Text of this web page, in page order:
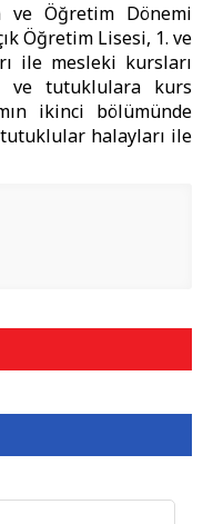
ve Öğretim Dönemi
Öğretim Lisesi, 1. ve
ile mesleki kursları
ve tutuklulara kurs
ikinci bölümünde
halayları ile